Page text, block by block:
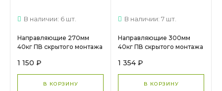
В наличии: 6 шт.
Направляющие 270мм
40кг ПВ скрытого монтажа
арт. 0020091 МС 881
1 150 ₽
В КОРЗИНУ
В наличии: 7 шт.
Направляющие 300мм
40кг ПВ скрытого монтажа
арт.16252 МС 961
1 354 ₽
В КОРЗИНУ